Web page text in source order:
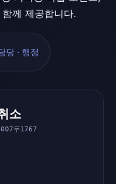
께 제공합니다.
당 · 행정
소
두1767